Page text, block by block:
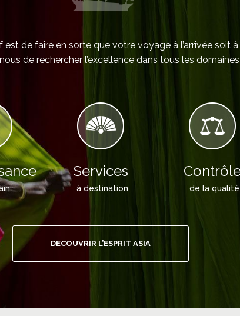
de faire en sorte que votre voyage à l’arrivée soit
de rechercher l’excellence dans tous les
Services
à destination de la qualité
DECOUVRIR L’ESPRIT ASIA